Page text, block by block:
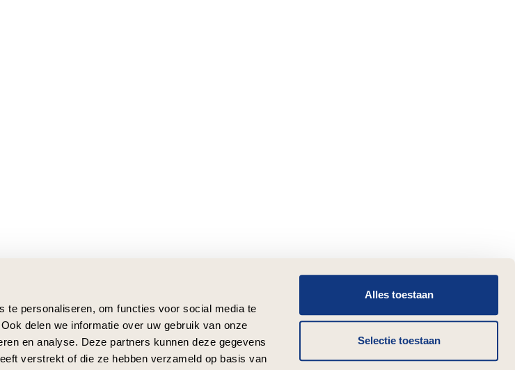
te personaliseren, om functies voor social media te
delen we informatie over uw gebruik van onze
en analyse. Deze partners kunnen deze gegevens
verstrekt of die ze hebben verzameld op basis van
Alles toestaan
Selectie toestaan